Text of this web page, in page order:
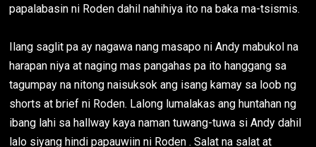
papalabasin ni Roden dahil nahihiya ito na baka ma-tsismis.
Ilang saglit pa ay nagawa nang masapo ni Andy mabukol na
harapan niya at naging mas pangahas pa ito hanggang sa
tagumpay na nitong naisuksok ang isang kamay sa loob ng
shorts at brief ni Roden. Lalong lumalakas ang huntahan ng
ibang lahi sa hallway kaya naman tuwang-tuwa si Andy dahil
lalo siyang hindi papauwiin ni Roden . Salat na salat at